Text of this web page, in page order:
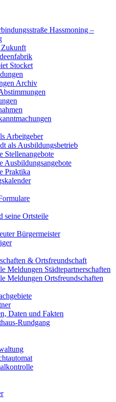
Hassmoning –
Stocket
Archiv
Arbeitgeber
als Ausbildungsbetrieb
Stellenangebote
Ausbildungsangebote
Praktika
seine Ortsteile
Bürgermeister
& Ortsfreundschaft
Meldungen Städtepartnerschaften
Meldungen Ortsfreundschaften
Daten und Fakten
Rundgang